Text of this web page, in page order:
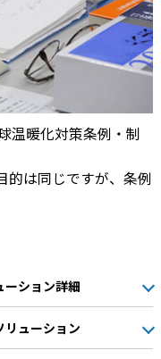
温暖化対策条例・制
的は同じですが、条例
ーション詳細
リューション